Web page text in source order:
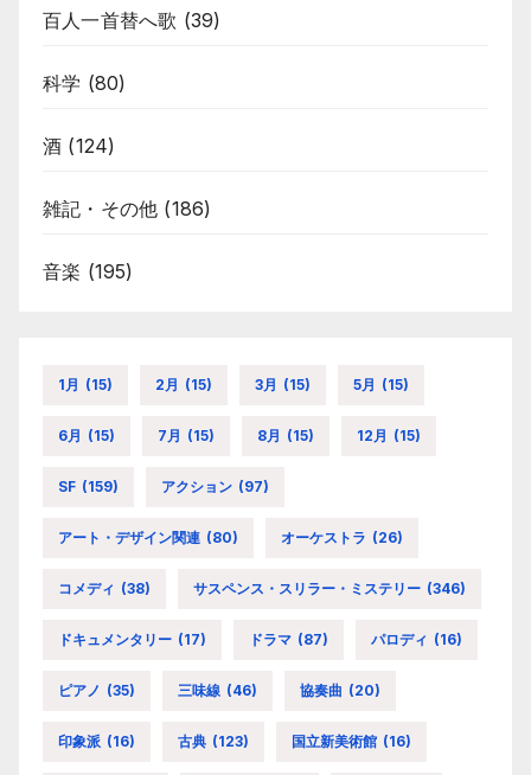
百人一首替へ歌 (39)
科学 (80)
酒 (124)
雑記・その他 (186)
音楽 (195)
1月 (15) 2月 (15) 3月 (15) 5月 (15)
6月 (15) 7月 (15) 8月 (15) 12月 (15)
SF (159) アクション (97)
アート・デザイン関連 (80) オーケストラ (26)
コメディ (38) サスペンス・スリラー・ミステリー (346)
ドキュメンタリー (17) ドラマ (87) パロディ (16)
ピアノ (35) 三味線 (46) 協奏曲 (20)
印象派 (16) 古典 (123) 国立新美術館 (16)